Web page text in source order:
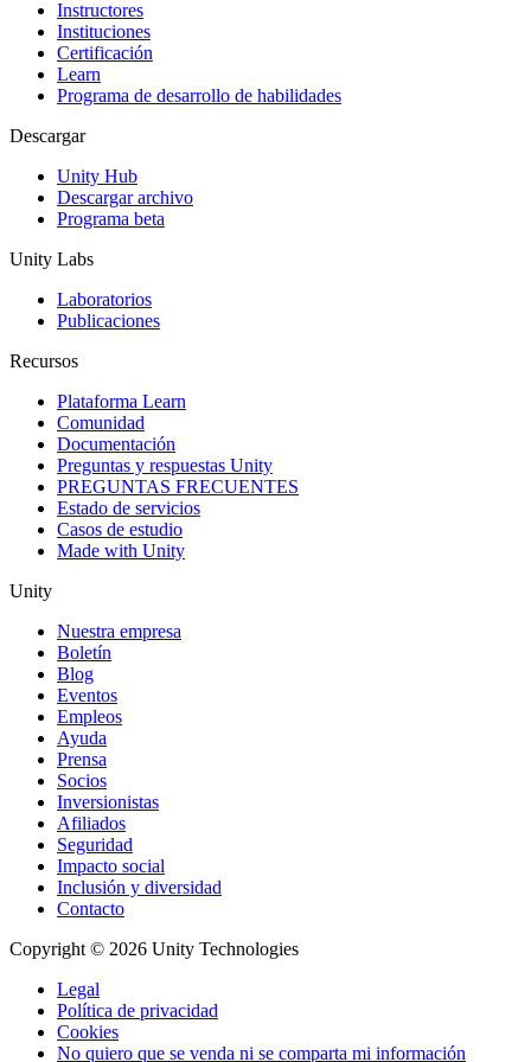
Juegos XR
Lanza juegos XR en múltiples plataformas
Juegos multijugador
Instructores
Instituciones
Certificación
Learn
Programa de desarrollo de habilidades
Descargar
Unity Hub
Descargar archivo
Programa beta
Unity Labs
Laboratorios
Publicaciones
Recursos
Plataforma Learn
Comunidad
Documentación
Preguntas y respuestas Unity
PREGUNTAS FRECUENTES
Estado de servicios
Casos de estudio
Made with Unity
Unity
Nuestra empresa
Boletín
Blog
Eventos
Empleos
Ayuda
Prensa
Socios
Inversionistas
Afiliados
Seguridad
Impacto social
Inclusión y diversidad
Contacto
Copyright © 2026 Unity Technologies
Legal
Política de privacidad
Cookies
No quiero que se venda ni se comparta mi información